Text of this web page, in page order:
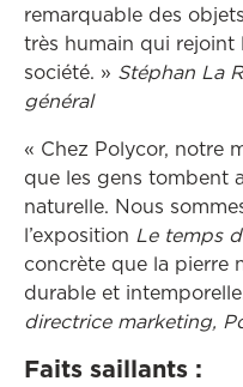
remarquable des
très humain qui rejoint
société. » Stéphan La
général
« Chez Polycor, notre
que les gens tombent
naturelle. Nous
l’exposition Le temps
concrète que la pierre
durable et
directrice marketing,
Faits saillants :